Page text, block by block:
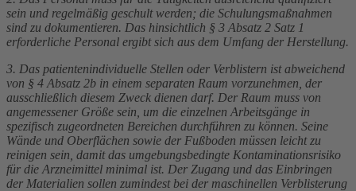
sein und regelmäßig geschult werden; die Schulungsmaßnahmen
sind zu dokumentieren. Das hinsichtlich § 3 Absatz 2 Satz 1
erforderliche Personal ergibt sich aus dem Umfang der Herstellung.
3. Das patientenindividuelle Stellen oder Verblistern ist abweichend
von § 4 Absatz 2b in einem separaten Raum vorzunehmen, der
ausschließlich diesem Zweck dienen darf. Der Raum muss von
angemessener Größe sein, um die einzelnen Arbeitsgänge in
spezifisch zugeordneten Bereichen durchführen zu können. Seine
Wände und Oberflächen sowie der Fußboden müssen leicht zu
reinigen sein, damit das umgebungsbedingte Kontaminationsrisiko
für die Arzneimittel minimal ist. Der Zugang und das Einbringen
der Materialien sollen zumindest bei der maschinellen Verblisterung